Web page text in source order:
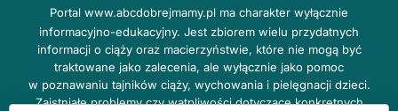
Portal www.abcdobrejmamy.pl ma charakter wyłącznie
informacyjno-edukacyjny. Jest zbiorem wielu przydatnych
informacji o ciąży oraz macierzyństwie, które nie mogą być
traktowane jako zalecenia, ale wyłącznie jako pomoc
w poznawaniu tajników ciąży, wychowania i pielęgnacji dzieci.
Zaistniałe problemy czy wątpliwości dotyczące konkretnych